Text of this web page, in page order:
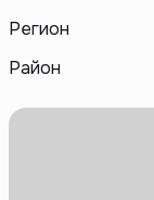
Регион
Район